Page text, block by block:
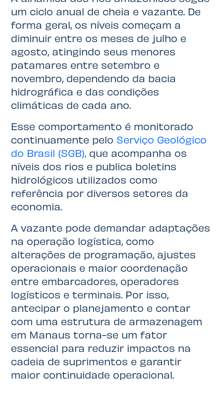
um ciclo anual de cheia e vazante. De
forma geral, os níveis começam a
diminuir entre os meses de julho e
agosto, atingindo seus menores
patamares entre setembro e
novembro, dependendo da bacia
hidrográfica e das condições
climáticas de cada ano.
Esse comportamento é monitorado
continuamente pelo Serviço Geológico
do Brasil (SGB), que acompanha os
níveis dos rios e publica boletins
hidrológicos utilizados como
referência por diversos setores da
economia.
A vazante pode demandar adaptações
na operação logística, como
alterações de programação, ajustes
operacionais e maior coordenação
entre embarcadores, operadores
logísticos e terminais. Por isso,
antecipar o planejamento e contar
com uma estrutura de armazenagem
em Manaus torna-se um fator
essencial para reduzir impactos na
cadeia de suprimentos e garantir
maior continuidade operacional.